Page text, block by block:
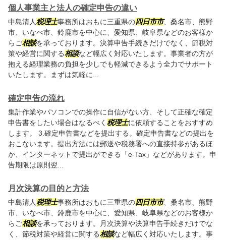
個人事業主と法人の確定申告の違い
中島清人税理士事務所はおもに三重県の四日市市、桑名市、熊野
市、いなべ市、鈴鹿市を中心に、愛知県、岐阜県などのお客様か
らご相談を承っております。決算申告手続きだけでなく、節税対
策や経営に関する相談など幅広く対応いたします。事業者の方が
抱える経理業務の負担を少しでも軽減できるよう全力でサポート
いたします。まずは気軽に...
確定申告の流れ
集計作業やパソコンでの操作に自信がない方、そして正確な確定
申告書をしたい場合はなるべく 税理士に依頼することをおすすめ
します。 3.確定申告書などを提出する。確定申告書などの提出を
おこないます。提出方法には郵送や税務署への直接持参があるほ
か、インターネットで提出ができる「e-Tax」などがあります。申
告期限は原則翌...
月次決算の目的と方法
中島清人税理士事務所はおもに三重県の四日市市、桑名市、熊野
市、いなべ市、鈴鹿市を中心に、愛知県、岐阜県などのお客様か
らご相談を承っております。月次決算や決算申告手続きだけでな
く、節税対策や経営に関する相談など幅広く対応いたします。事